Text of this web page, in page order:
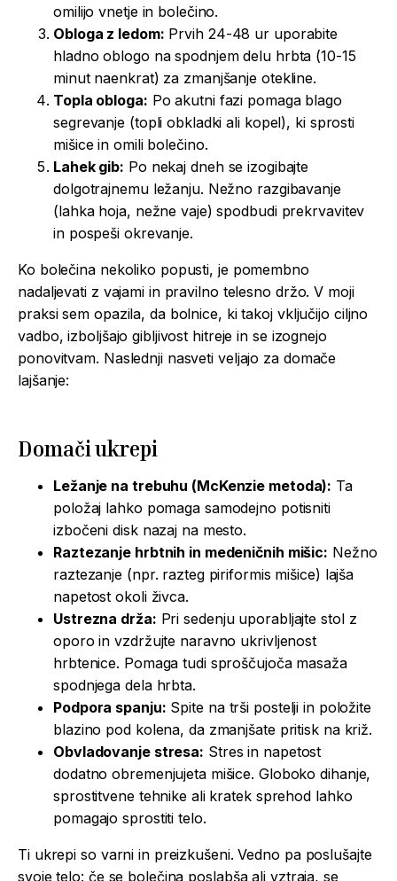
omilijo vnetje in bolečino.
Obloga z ledom: Prvih 24-48 ur uporabite
hladno oblogo na spodnjem delu hrbta (10-15
minut naenkrat) za zmanjšanje otekline.
Topla obloga: Po akutni fazi pomaga blago
segrevanje (topli obkladki ali kopel), ki sprosti
mišice in omili bolečino.
Lahek gib: Po nekaj dneh se izogibajte
dolgotrajnemu ležanju. Nežno razgibavanje
(lahka hoja, nežne vaje) spodbudi prekrvavitev
in pospeši okrevanje.
Ko bolečina nekoliko popusti, je pomembno
nadaljevati z vajami in pravilno telesno držo. V moji
praksi sem opazila, da bolnice, ki takoj vključijo ciljno
vadbo, izboljšajo gibljivost hitreje in se izognejo
ponovitvam. Naslednji nasveti veljajo za domače
lajšanje:
Domači ukrepi
Ležanje na trebuhu (McKenzie metoda): Ta
položaj lahko pomaga samodejno potisniti
izbočeni disk nazaj na mesto.
Raztezanje hrbtnih in medeničnih mišic: Nežno
raztezanje (npr. razteg piriformis mišice) lajša
napetost okoli živca.
Ustrezna drža: Pri sedenju uporabljajte stol z
oporo in vzdržujte naravno ukrivljenost
hrbtenice. Pomaga tudi sproščujoča masaža
spodnjega dela hrbta.
Podpora spanju: Spite na trši postelji in položite
blazino pod kolena, da zmanjšate pritisk na križ.
Obvladovanje stresa: Stres in napetost
dodatno obremenjujeta mišice. Globoko dihanje,
sprostitvene tehnike ali kratek sprehod lahko
pomagajo sprostiti telo.
Ti ukrepi so varni in preizkušeni. Vedno pa poslušajte
svoje telo: če se bolečina poslabša ali vztraja, se